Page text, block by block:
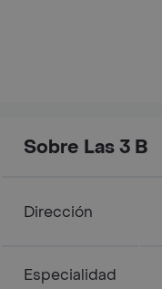
Sobre Las 3 B
Dirección
Especialidad